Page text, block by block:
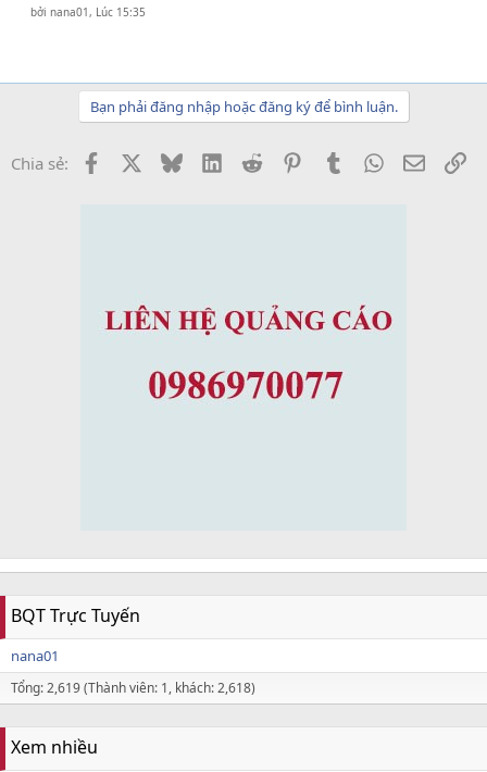
bởinana01 , Lúc 15:35
Bạn phải đăng nhập hoặc đăng ký để bình luận.
Chia sẻ: Facebook BlueskyLinkedInReddit PinterestTumblrWhatsApp
Email
BQT Trực Tuyến
nana01
Tổng: 2,619 (Thành viên: 1, khách: 2,618)
Xem nhiều